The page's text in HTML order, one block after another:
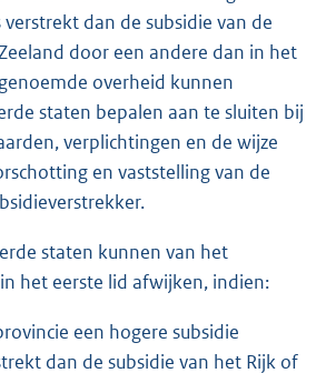
verstrekt dan de subsidie van de
door een andere dan in het
overheid kunnen
staten bepalen aan te sluiten bij
verplichtingen en de wijze
en vaststelling van de
staten kunnen van het
het eerste lid afwijken, indien:
een hogere subsidie
dan de subsidie van het Rijk of